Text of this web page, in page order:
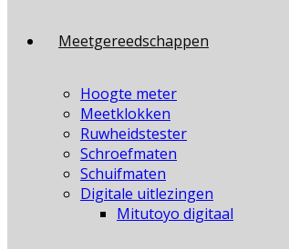
Meetgereedschappen
Hoogte meter
Meetklokken
Ruwheidstester
Schroefmaten
Schuifmaten
Digitale uitlezingen
Mitutoyo digitaal